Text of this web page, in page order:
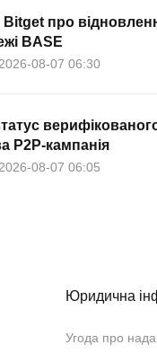
про
BASE
2026-08-07 06:30
P2P-кампанія
2026-08-07 06:05
Юридична
Угода про